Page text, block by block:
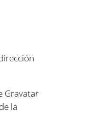
Gravatar
la